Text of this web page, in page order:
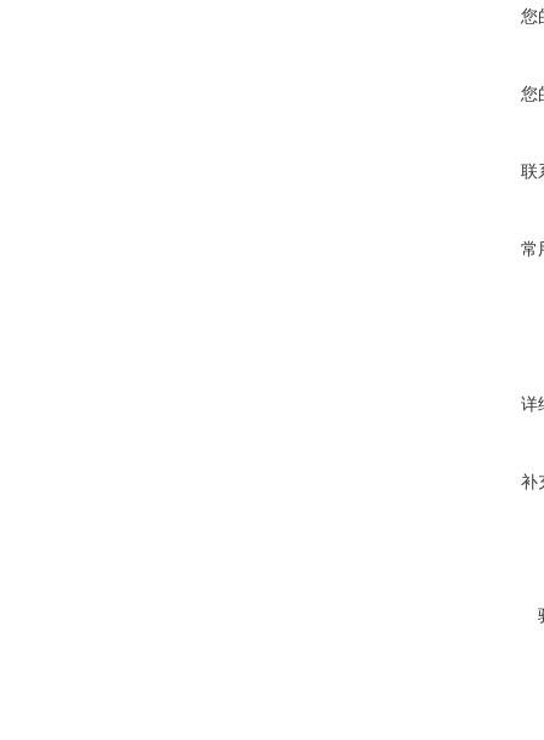
您
您
联
常
详
补